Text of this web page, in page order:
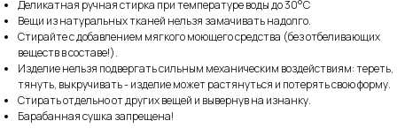
Деликатная ручная стирка при температуре воды до 30°C
Вещи из натуральных тканей нельзя замачивать надолго.
Стирайте с добавлением мягкого моющего средства (без отбеливающих
веществ в составе!).
Изделие нельзя подвергать сильным механическим воздействиям: тереть,
тянуть, выкручивать - изделие может растянуться и потерять свою форму.
Стирать отдельно от других вещей и вывернув на изнанку.
Барабанная сушка запрещена!
СМОТРИТЕ ТАКЖЕ